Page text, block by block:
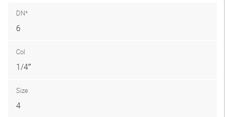
DN*
6
Col
1/4″
Size
4